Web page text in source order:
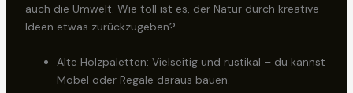
auch die Umwelt. Wie toll ist es, der Natur durch kreative
Ideen etwas zurückzugeben?
Alte Holzpaletten: Vielseitig und rustikal – du kannst
Möbel oder Regale daraus bauen.